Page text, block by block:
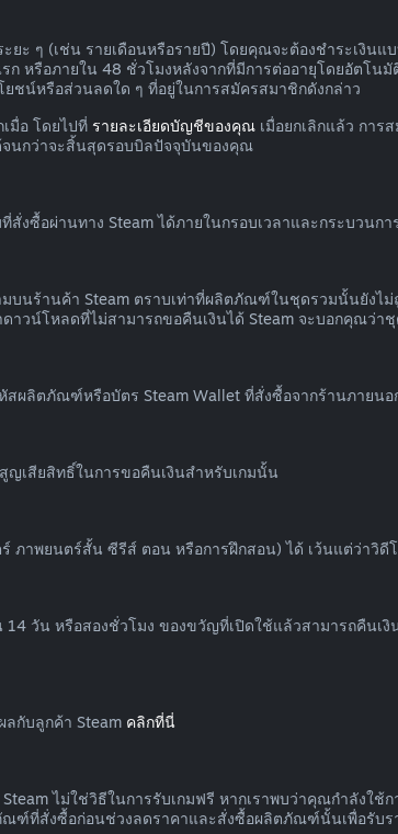
ยะ ๆ (เช่น รายเดือนหรือรายปี) โดยคุณจะต้องชำระเงิ
รือภายใน 48 ชั่วโมงหลังจากที่มีการต่ออายุโดยอัตโนมั
ชน์หรือส่วนลดใด ๆ ที่อยู่ในการสมัครสมาชิกดังกล่าว
มื่อ โดยไปที่ รายละเอียดบัญชีของคุณ เมื่อยกเลิกแล้ว กา
นกว่าจะสิ้นสุดรอบบิลปัจจุบันของคุณ
ซื้อผ่านทาง Steam ได้ภายในกรอบเวลาและกระบวนกา
บนร้านค้า Steam ตราบเท่าที่ผลิตภัณฑ์ในชุดรวมนั้นยัง
าวน์โหลดที่ไม่สามารถขอคืนเงินได้ Steam จะบอกคุณว่
สผลิตภัณฑ์หรือบัตร Steam Wallet ที่สั่งซื้อจากร้านภายนอ
เสียสิทธิ์ในการขอคืนเงินสำหรับเกมนั้น
ภาพยนตร์สั้น ซีรีส์ ตอน หรือการฝึกสอน) ได้ เว้นแต่ว่าวิ
วัน หรือสองชั่วโมง ของขวัญที่เปิดใช้แล้วสามารถคืนเ
กับลูกค้า Steam คลิกที่นี่
ไม่ใช่วิธีในการรับเกมฟรี หากเราพบว่าคุณกำลังใช้
ณฑ์ที่สั่งซื้อก่อนช่วงลดราคาและสั่งซื้อผลิตภัณฑ์นั้นเพื่อรับร